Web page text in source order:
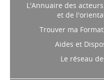
L'Annuaire des
et de
Trouver ma
Aides et
Le réseau